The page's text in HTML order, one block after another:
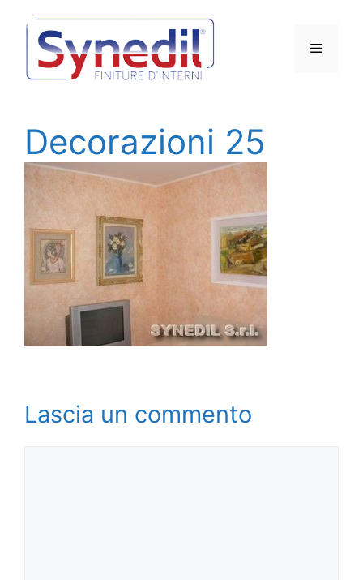
contenuto
Menu
Decorazioni 25
Lascia un commento